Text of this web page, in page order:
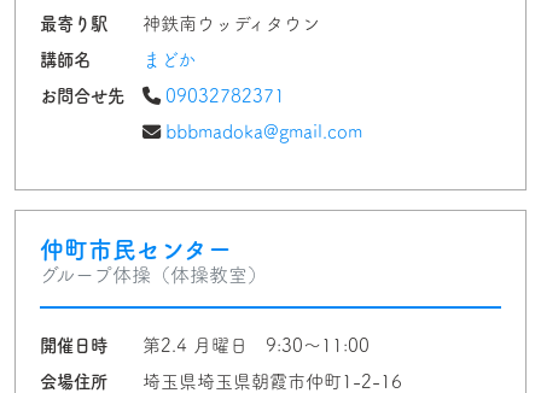
最寄り駅
神鉄南ウッディタウン
講師名
まどか
お問合せ先
09032782371
bbbmadoka@gmail.com
仲町市民センター
グループ体操（体操教室）
開催日時
第2.4 月曜日 9:30〜11:00
会場住所
埼玉県埼玉県朝霞市仲町1-2-16